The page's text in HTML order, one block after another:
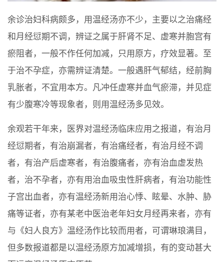
余诊治妇科病颇多，用温经汤亦不少，主要以之治痛经
和月经愆期不调，辨证之属于肝肾不足、虚寒并胞宫有
瘀阻者，一般不作任何加减，只用原方，疗效显著。至
于治不孕症，亦需辨证清楚。一般遇肝气郁结，经前胸
乳胀者，不宜用本方。凡冲任虚寒并血气瘀滞，并见症
有少腹寒冷等现象者，则用温经汤多见效。
余观若干年来，医界对温经汤临床应用之报道，有治月
经愆期者，有治崩漏者，有治痛经者，有治月经不调
者，有治产后虚寒者，有治腹痛者，亦有治血虚发热
者，治不孕者，亦有用治血吸虫性肝病者，有治功能性
子宫出血者，亦有温经汤新用治心悸、眩晕、水肿、胁
痛等证者，亦有某老中医治老年妇女月经再来者，亦有
与《妇人良方》温经汤作比较而用者，可谓琳琅满目，
但多数报道都是以温经汤原方加减增损，有的变动甚大